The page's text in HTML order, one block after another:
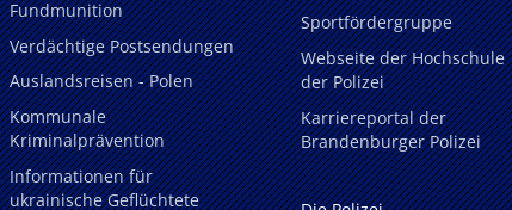
Fundmunition
Verdächtige Postsendungen
Auslandsreisen - Polen
Kommunale
Kriminalprävention
Informationen für
ukrainische Geflüchtete
Sportfördergruppe
Webseite der Hochschule
der Polizei
Karriereportal der
Brandenburger Polizei